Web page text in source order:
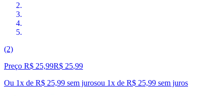
(2)
Preço R$ 25,99R$ 25,99
Ou 1x de R$ 25,99 sem jurosou 1x de R$ 25,99 sem juros